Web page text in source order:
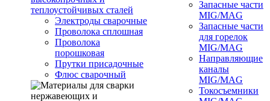
теплоустойчивых сталей
Электроды сварочные
Проволока сплошная
Проволока
порошковая
Прутки присадочные
Флюс сварочный
Запасные части
MIG/MAG
Запасные части
для горелок
MIG/MAG
Направляющие
каналы
MIG/MAG
Токосъемники